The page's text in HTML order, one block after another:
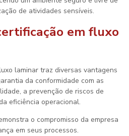
de atividades sensíveis.
em fluxo
laminar traz diversas vantagens
da conformidade com as
a prevenção de riscos de
eficiência operacional.
o compromisso da empresa
em seus processos.